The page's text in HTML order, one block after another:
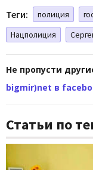
Теги: полиция
Нацполиция
Не пропусти
bigmir)net в
Статьи по